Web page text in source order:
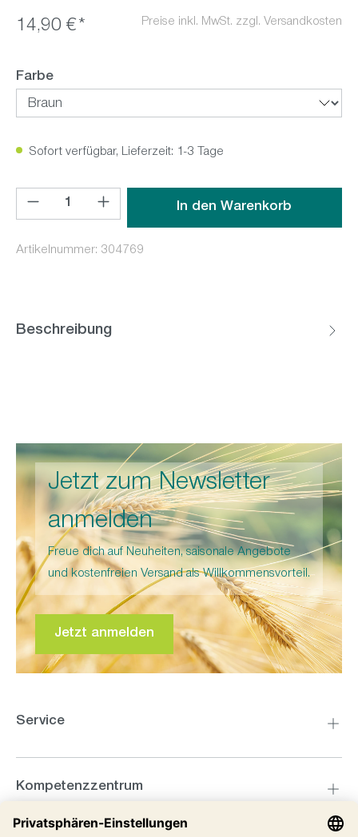
14,90 €* Preise inkl. MwSt. zzgl. Versandkosten
Farbeauswählen
Sofort verfügbar, Lieferzeit: 1-3 Tage
Produkt Anzahl: Gib den gewünschten Wert ein oder
In den Warenkorb
Artikelnummer: 304769
Beschreibung
Jetzt zum Newsletter
anmelden
Freue dich auf Neuheiten, saisonale Angebote
und kostenfreien Versand als Willkommensvorteil.
Jetzt anmelden
Service
Kompetenzzentrum